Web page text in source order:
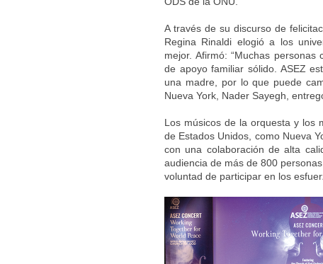
A través de su discurso de
Regina Rinaldi elogió a los
mejor. Afirmó: “Muchas
de apoyo familiar sólido. ASEZ
una madre, por lo que puede
Nueva York, Nader Sayegh,
Los músicos de la orquesta y los
de Estados Unidos, como Nueva
con una colaboración de alta
audiencia de más de 800
voluntad de participar en los